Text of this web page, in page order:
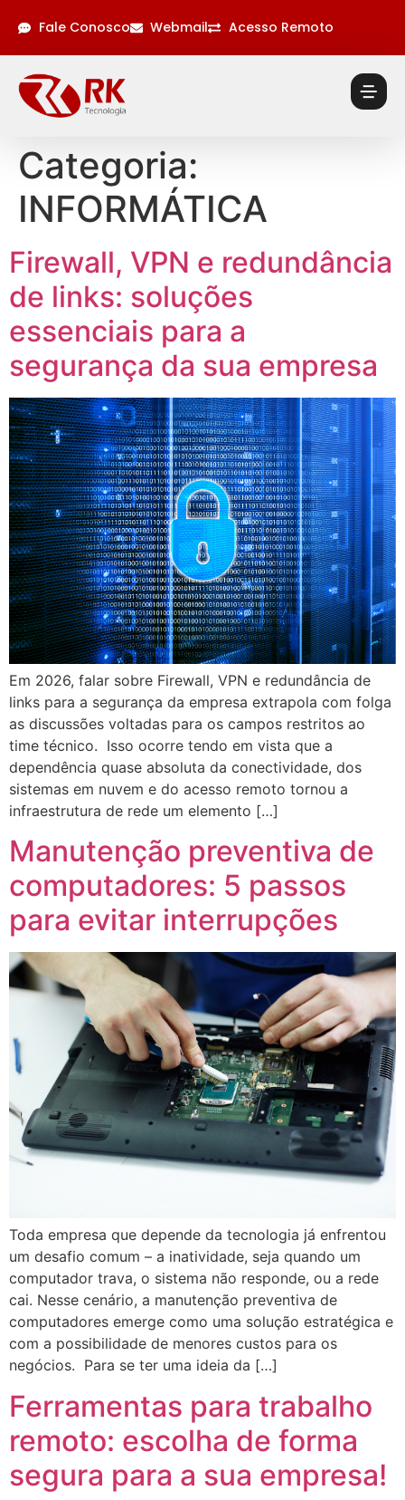
Fale Conosco Webmail Acesso Remoto
Categoria:
INFORMÁTICA
Firewall, VPN e redundância
de links: soluções
essenciais para a
segurança da sua empresa
Em 2026, falar sobre Firewall, VPN e redundância de
links para a segurança da empresa extrapola com folga
as discussões voltadas para os campos restritos ao
time técnico. Isso ocorre tendo em vista que a
dependência quase absoluta da conectividade, dos
sistemas em nuvem e do acesso remoto tornou a
infraestrutura de rede um elemento […]
Manutenção preventiva de
computadores: 5 passos
para evitar interrupções
Toda empresa que depende da tecnologia já enfrentou
um desafio comum – a inatividade, seja quando um
computador trava, o sistema não responde, ou a rede
cai. Nesse cenário, a manutenção preventiva de
computadores emerge como uma solução estratégica e
com a possibilidade de menores custos para os
negócios. Para se ter uma ideia da […]
Ferramentas para trabalho
remoto: escolha de forma
segura para a sua empresa!